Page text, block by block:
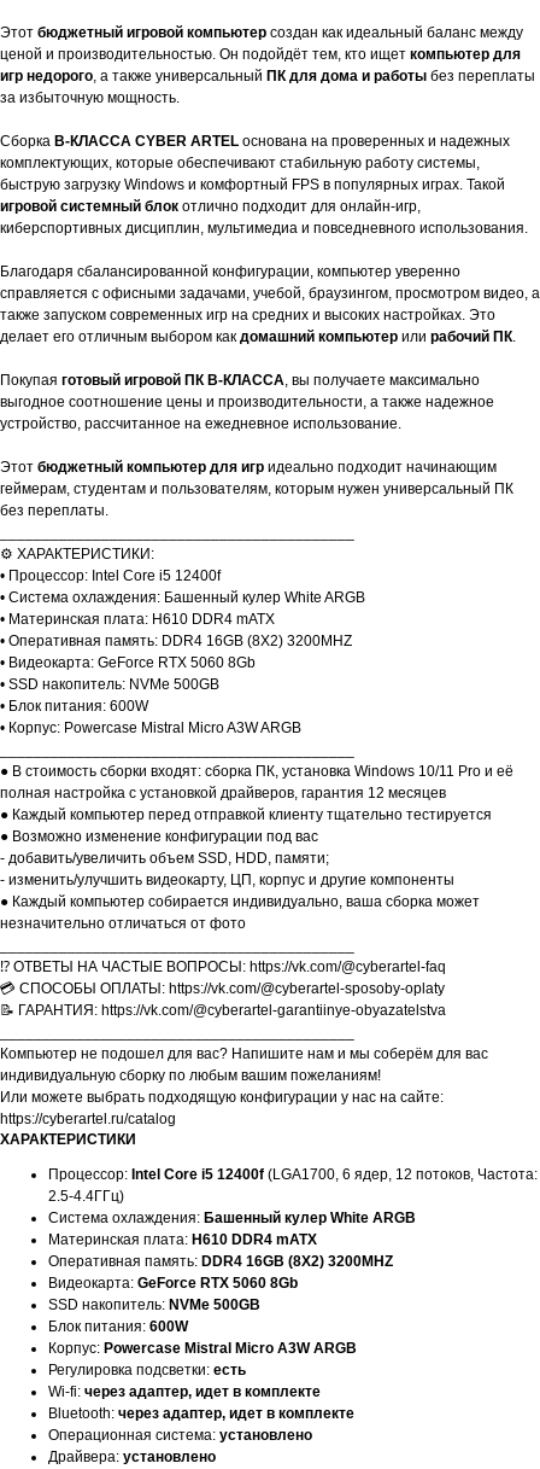
Этот бюджетный игровой компьютер создан как идеальный баланс между
ценой и производительностью. Он подойдёт тем, кто ищет компьютер для
игр недорого, а также универсальный ПК для дома и работы без переплаты
за избыточную мощность.
Сборка B-КЛАССА CYBER ARTEL основана на проверенных и надежных
комплектующих, которые обеспечивают стабильную работу системы,
быструю загрузку Windows и комфортный FPS в популярных играх. Такой
игровой системный блок отлично подходит для онлайн-игр,
киберспортивных дисциплин, мультимедиа и повседневного использования.
Благодаря сбалансированной конфигурации, компьютер уверенно
справляется с офисными задачами, учебой, браузингом, просмотром видео, а
также запуском современных игр на средних и высоких настройках. Это
делает его отличным выбором как домашний компьютер или рабочий ПК.
Покупая готовый игровой ПК B-КЛАССА, вы получаете максимально
выгодное соотношение цены и производительности, а также надежное
устройство, рассчитанное на ежедневное использование.
Этот бюджетный компьютер для игр идеально подходит начинающим
геймерам, студентам и пользователям, которым нужен универсальный ПК
без переплаты.
⚙️ ХАРАКТЕРИСТИКИ:
• Процессор: Intel Core i5 12400f
• Система охлаждения: Башенный кулер White ARGB
• Материнская плата: H610 DDR4 mATX
• Оперативная память: DDR4 16GB (8X2) 3200MHZ
• Видеокарта: GeForce RTX 5060 8Gb
• SSD накопитель: NVMe 500GB
• Блок питания: 600W
• Корпус: Powercase Mistral Micro A3W ARGB
● В стоимость сборки входят: сборка ПК, установка Windows 10/11 Pro и её
полная настройка с установкой драйверов, гарантия 12 месяцев
● Каждый компьютер перед отправкой клиенту тщательно тестируется
● Возможно изменение конфигурации под вас
- добавить/увеличить объем SSD, HDD, памяти;
- изменить/улучшить видеокарту, ЦП, корпус и другие компоненты
● Каждый компьютер собирается индивидуально, ваша сборка может
незначительно отличаться от фото
⁉️ ОТВЕТЫ НА ЧАСТЫЕ ВОПРОСЫ: https://vk.com/@cyberartel-faq
💳 СПОСОБЫ ОПЛАТЫ: https://vk.com/@cyberartel-sposoby-oplaty
📝 ГАРАНТИЯ: https://vk.com/@cyberartel-garantiinye-obyazatelstva
Компьютер не подошел для вас? Напишите нам и мы соберём для вас
индивидуальную сборку по любым вашим пожеланиям!
Или можете выбрать подходящую конфигурации у нас на сайте:
https://cyberartel.ru/catalog
ХАРАКТЕРИСТИКИ
Процессор: Intel Core i5 12400f (LGA1700, 6 ядер, 12 потоков, Частота:
2.5-4.4ГГц)
Система охлаждения: Башенный кулер White ARGB
Материнская плата: H610 DDR4 mATX
Оперативная память: DDR4 16GB (8X2) 3200MHZ
Видеокарта: GeForce RTX 5060 8Gb
SSD накопитель: NVMe 500GB
Блок питания: 600W
Корпус: Powercase Mistral Micro A3W ARGB
Регулировка подсветки: есть
Wi-fi: через адаптер, идет в комплекте
Bluetooth: через адаптер, идет в комплекте
Операционная система: установлено
Драйвера: установлено